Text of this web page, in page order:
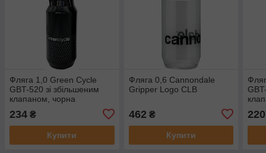
Фляга 1,0 Green Cycle
GBT-520 зі збільшеним
клапаном, чорна
234 ₴
Купити
Фляга 0,6 Cannondale
Gripper Logo CLB
462 ₴
Купити
220